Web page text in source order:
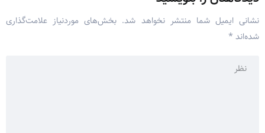
نشانی ایمیل شما منتشر نخواهد شد. بخش‌های موردنیاز علامت‌گذاری
شده‌اند *